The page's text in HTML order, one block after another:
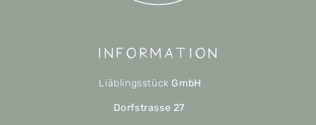
Information
Liäblingsstück GmbH
Dorfstrasse 27